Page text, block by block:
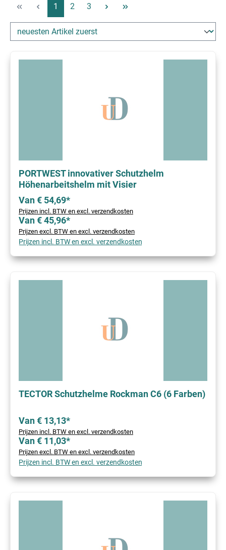
Pagina
1 Pagina
2 Pagina
3
PORTWEST innovativer Schutzhelm
Höhenarbeitshelm mit Visier
Van € 54,69*
Prijzen incl. BTW en excl. verzendkosten
Van € 45,96*
Prijzen excl. BTW en excl. verzendkosten
Prijzen incl. BTW en excl. verzendkosten
TECTOR Schutzhelme Rockman C6 (6 Farben)
Van € 13,13*
Prijzen incl. BTW en excl. verzendkosten
Van € 11,03*
Prijzen excl. BTW en excl. verzendkosten
Prijzen incl. BTW en excl. verzendkosten